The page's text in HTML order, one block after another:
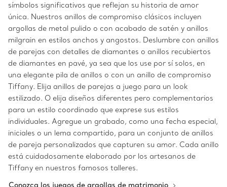
símbolos significativos que reflejan su historia de amor
única. Nuestros anillos de compromiso clásicos incluyen
argollas de metal pulido o con acabado de satén y anillos
milgrain en estilos anchos y angostos. Deslumbre con anillos
de parejas con detalles de diamantes o anillos recubiertos
de diamantes en pavé, ya sea que los use por sí solos, en
una elegante pila de anillos o con un anillo de compromiso
Tiffany. Elija anillos de parejas a juego para un look
estilizado. O elija diseños diferentes pero complementarios
para un estilo coordinado que exprese sus estilos
individuales. Agregue un grabado, como una fecha especial,
iniciales o un lema compartido, para un conjunto de anillos
de pareja personalizados que capturen su amor. Cada anillo
está cuidadosamente elaborado por los artesanos de
Tiffany en nuestros famosos talleres.
Conozca los juegos de argollas de matrimonio